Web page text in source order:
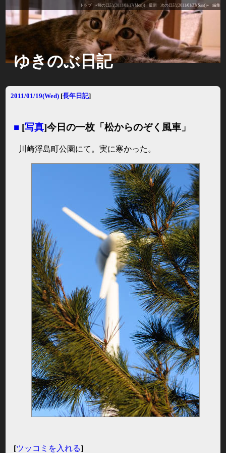
トップ «前の日記(2011/01/17(Mon)) 最新 次の日記(2011/01/23(Sun))» 編集
ゆきのぶ日記
2011/01/19(Wed) [長年日記]
■ [写真]今日の一枚「松からのぞく風車」
川崎浮島町公園にて。実に寒かった。
[ツッコミを入れる]